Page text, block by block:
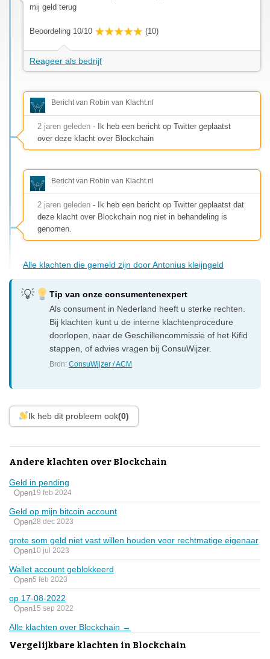
mij geld terug
Beoordeling 10/10 (10)
Reageer als bedrijf
Bericht van Robin van Klacht.nl
2 jaren geleden - Ik heb een bericht op Twitter geplaatst
over deze klacht over Blockchain
Bericht van Robin van Klacht.nl
2 jaren geleden - Ik heb een bericht op Twitter geplaatst dat
deze klacht over Blockchain nog niet in behandeling is
genomen.
Alle klachten die gemeld zijn door Antonius kleijngeld
Tip van onze consumentenexpert
Als consument in Nederland heeft u sterke rechten.
Bij klachten kunt u de interne klachtenprocedure
doorlopen, naar de Geschillencommissie of het Kifid
stappen, of advies vragen bij ConsuWijzer.
Bron:ConsuWijzer / ACM
Ik heb dit probleem ook(0)
Andere klachten over Blockchain
Geld in pending
Open19 feb 2024
Geld op mijn bitcoin account
Open28 dec 2023
grote som geld niet vast willen houden voor rechtmatige eigenaar
Open10 jul 2023
Wallet account geblokkeerd
Open5 feb 2023
op 17-08-2022
Open15 sep 2022
Alle klachten over Blockchain →
Vergelijkbare klachten in Blockchain